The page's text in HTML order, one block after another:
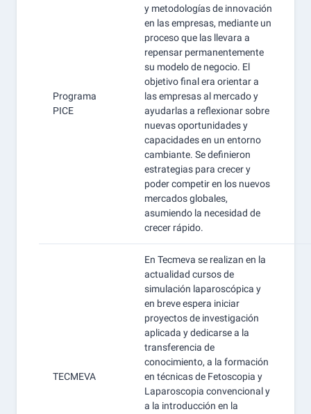
Programa
PICE
y metodologías de innovación
en las empresas, mediante un
proceso que las llevara a
repensar permanentemente
su modelo de negocio. El
objetivo final era orientar a
las empresas al mercado y
ayudarlas a reflexionar sobre
nuevas oportunidades y
capacidades en un entorno
cambiante. Se definieron
estrategias para crecer y
poder competir en los nuevos
mercados globales,
asumiendo la necesidad de
crecer rápido.
TECMEVA
En Tecmeva se realizan en la
actualidad cursos de
simulación laparoscópica y
en breve espera iniciar
proyectos de investigación
aplicada y dedicarse a la
transferencia de
conocimiento, a la formación
en técnicas de Fetoscopia y
Laparoscopia convencional y
a la introducción en la